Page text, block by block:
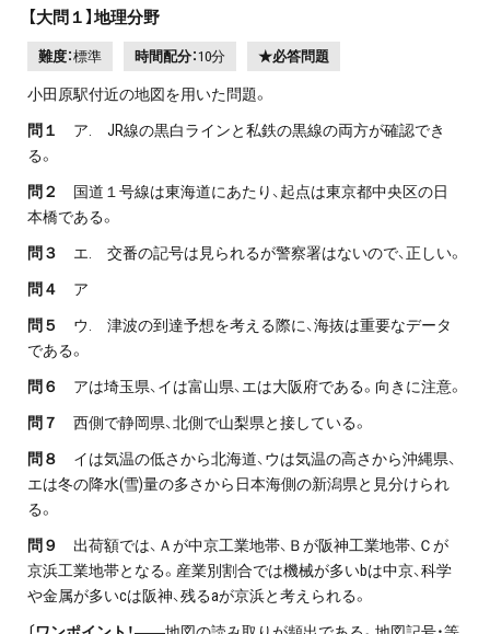
【大問１】地理分野
難度：標準 時間配分：10分 ★必答問題
小田原駅付近の地図を用いた問題。
問１
ア. JR線の黒白ラインと私鉄の黒線の両方が確認でき
る。
問２
国道１号線は東海道にあたり、起点は東京都中央区の日
本橋である。
問３ エ. 交番の記号は見られるが警察署はないので、正しい。
問４ ア
問５
ウ. 津波の到達予想を考える際に、海抜は重要なデータ
である。
問６ アは埼玉県、イは富山県、エは大阪府である。向きに注意。
問７ 西側で静岡県、北側で山梨県と接している。
問８
イは気温の低さから北海道、ウは気温の高さから沖縄県、
エは冬の降水(雪)量の多さから日本海側の新潟県と見分けられ
る。
問９
出荷額では、Ａが中京工業地帯、Ｂが阪神工業地帯、Ｃが
京浜工業地帯となる。産業別割合では機械が多いbは中京、科学
や金属が多いcは阪神、残るaが京浜と考えられる。